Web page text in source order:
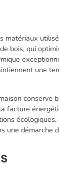
matériaux
bois, qui
une
conserve
facture
une démarche